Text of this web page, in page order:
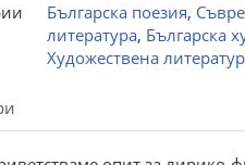
Българска поезия,
литература, Българска
Художествена